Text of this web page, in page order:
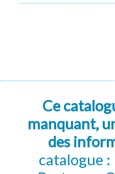
Ce
manquant,
des
catalogue